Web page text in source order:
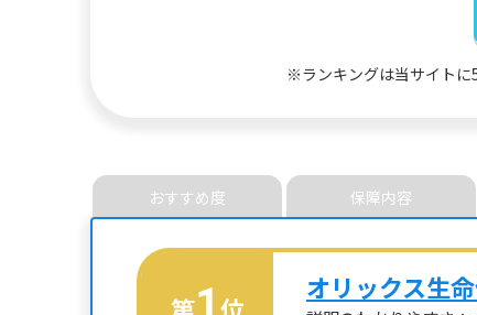
※ランキングは当サイトに
おすすめ度 保障内容
第1 位
オリックス生